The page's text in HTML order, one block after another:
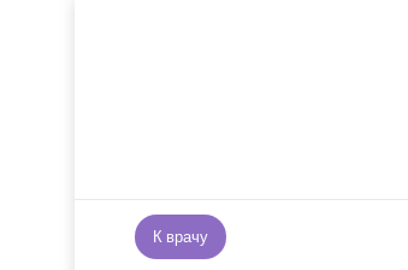
К врачу